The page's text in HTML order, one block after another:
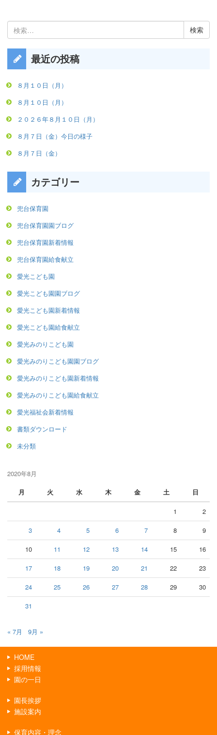
検
索:
最近の投稿
８月１０日（月）
８月１０日（月）
２０２６年８月１０日（月）
８月７日（金）今日の様子
８月７日（金）
カテゴリー
兜台保育園
兜台保育園園ブログ
兜台保育園新着情報
兜台保育園給食献立
愛光こども園
愛光こども園園ブログ
愛光こども園新着情報
愛光こども園給食献立
愛光みのりこども園
愛光みのりこども園園ブログ
愛光みのりこども園新着情報
愛光みのりこども園給食献立
愛光福祉会新着情報
書類ダウンロード
未分類
2020年8月
月
火 水 木 金 土 日
1 2
3 4 5 6 7 8 9
10 11 12 13 14 15 16
17 18 19 20 21 22 23
24 25 26 27 28 29 30
31
« 7月 9月 »
HOME
採用情報
園の一日
園長挨拶
施設案内
保育内容・理念